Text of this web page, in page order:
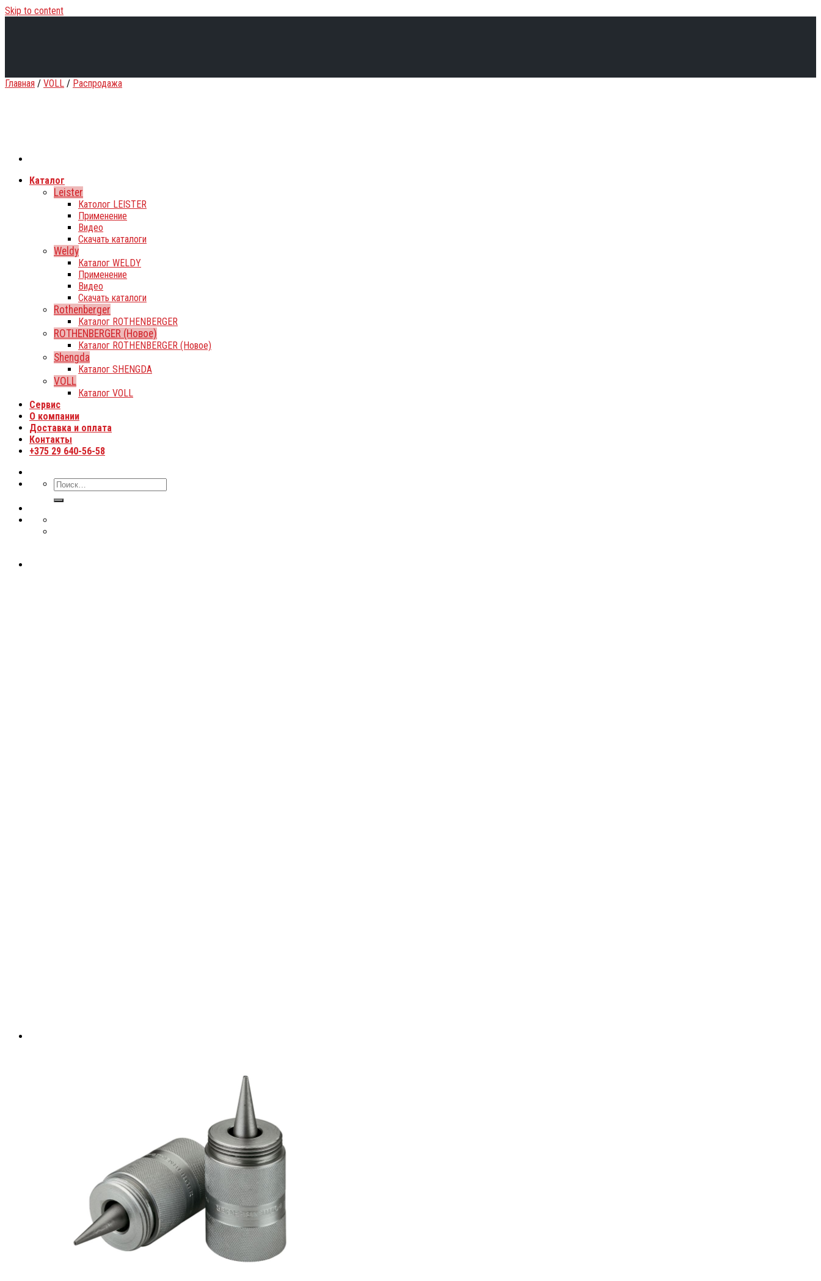
Skip to content
Каталог
Leister
Католог LEISTER
Применение
Видео
Скачать каталоги
Weldy
Каталог WELDY
Применение
Видео
Скачать каталоги
Rothenberger
Каталог ROTHENBERGER
ROTHENBERGER (Новое)
Каталог ROTHENBERGER (Новое)
Shengda
Каталог SHENGDA
VOLL
Каталог VOLL
Сервис
О компании
Доставка и оплата
Контакты
+375 29 640-56-58
Главная / VOLL / Распродажа